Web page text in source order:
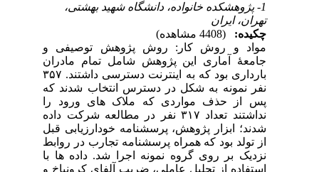
1- پژوهشکده خانواده، دانشگاه شهید بهشتی،
تهران، ایران
چکیده:
مواد و روش کار: روش پژوهش توصیفی و
جامعۀ آماری این پژوهش شامل تمام مادران
بارداری بود که به اینترنت دسترسی داشتند. ۳۵۷
نفر نمونه به شکل در دسترس انتخاب شدند که
پس از حذف مواردی که ملاک های ورود را
نداشتند تعداد ۳۱۷ نفر در مطالعه شرکت داده
شدند؛ ابزار پژوهش، پرسشنامه خودارزیابی قبل
از تولد بود که همراه پرسشنامه تجارب در روابط
نزدیک بر روی گروه نمونه اجرا شد. داده ها با
استفاده از تحلیل عاملی، ضریب آلفای کرونباخ و